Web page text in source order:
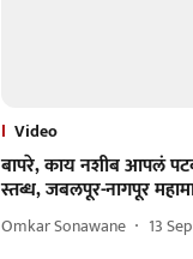
Video
बापरे, काय नशीब आपलं
स्तब्ध, जबलपूर-नागपूर
Omkar Sonawane 13